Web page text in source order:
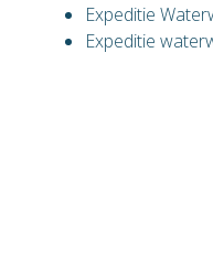
Expeditie
Expeditie